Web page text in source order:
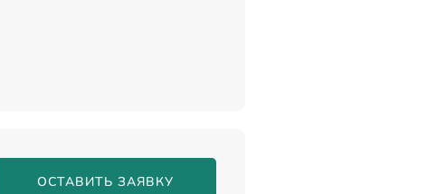
ОСТАВИТЬ ЗАЯВКУ